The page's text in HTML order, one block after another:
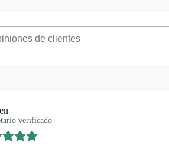
verificado